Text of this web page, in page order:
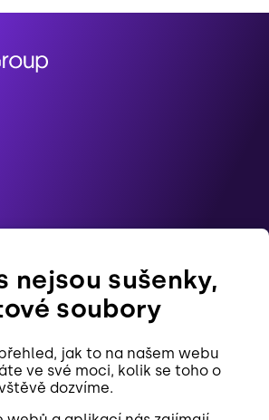
nejsou sušenky,
soubory
jak to na našem webu
ve své moci, kolik se toho o
dozvíme.